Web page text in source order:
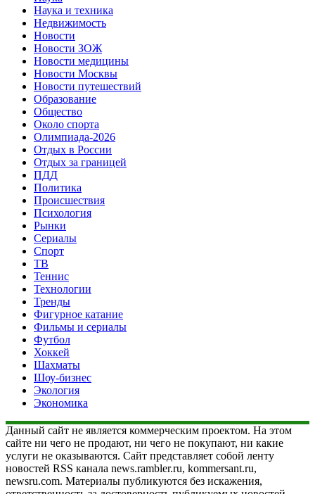
Наука и техника
Недвижимость
Новости
Новости ЗОЖ
Новости медицины
Новости Москвы
Новости путешествий
Образование
Общество
Около спорта
Олимпиада-2026
Отдых в России
Отдых за границей
ПДД
Политика
Происшествия
Психология
Рынки
Сериалы
Спорт
ТВ
Теннис
Технологии
Тренды
Фигурное катание
Фильмы и сериалы
Футбол
Хоккей
Шахматы
Шоу-бизнес
Экология
Экономика
Данный сайт не является коммерческим проектом. На этом
сайте ни чего не продают, ни чего не покупают, ни какие
услуги не оказываются. Сайт представляет собой ленту
новостей RSS канала news.rambler.ru, kommersant.ru,
newsru.com. Материалы публикуются без искажения,